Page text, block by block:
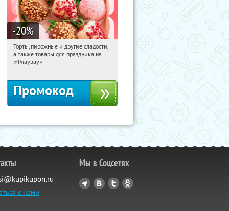
-20%
18:24:58 Получили:
Россия
Торты, пирожные и другие сладости,
а также товары для праздника на
«Флаувау»
Промокод
с нами
Мы в Соцсетях